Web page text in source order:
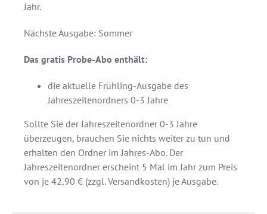
Jahr.
Nächste Ausgabe: Sommer
Das gratis Probe-Abo enthält:
die aktuelle Frühling-Ausgabe des
Jahreszeitenordners 0-3 Jahre
Sollte Sie der Jahreszeitenordner 0-3 Jahre
überzeugen, brauchen Sie nichts weiter zu tun und
erhalten den Ordner im Jahres-Abo. Der
Jahreszeitenordner erscheint 5 Mal im Jahr zum Preis
von je 42,90 € (zzgl. Versandkosten) je Ausgabe.